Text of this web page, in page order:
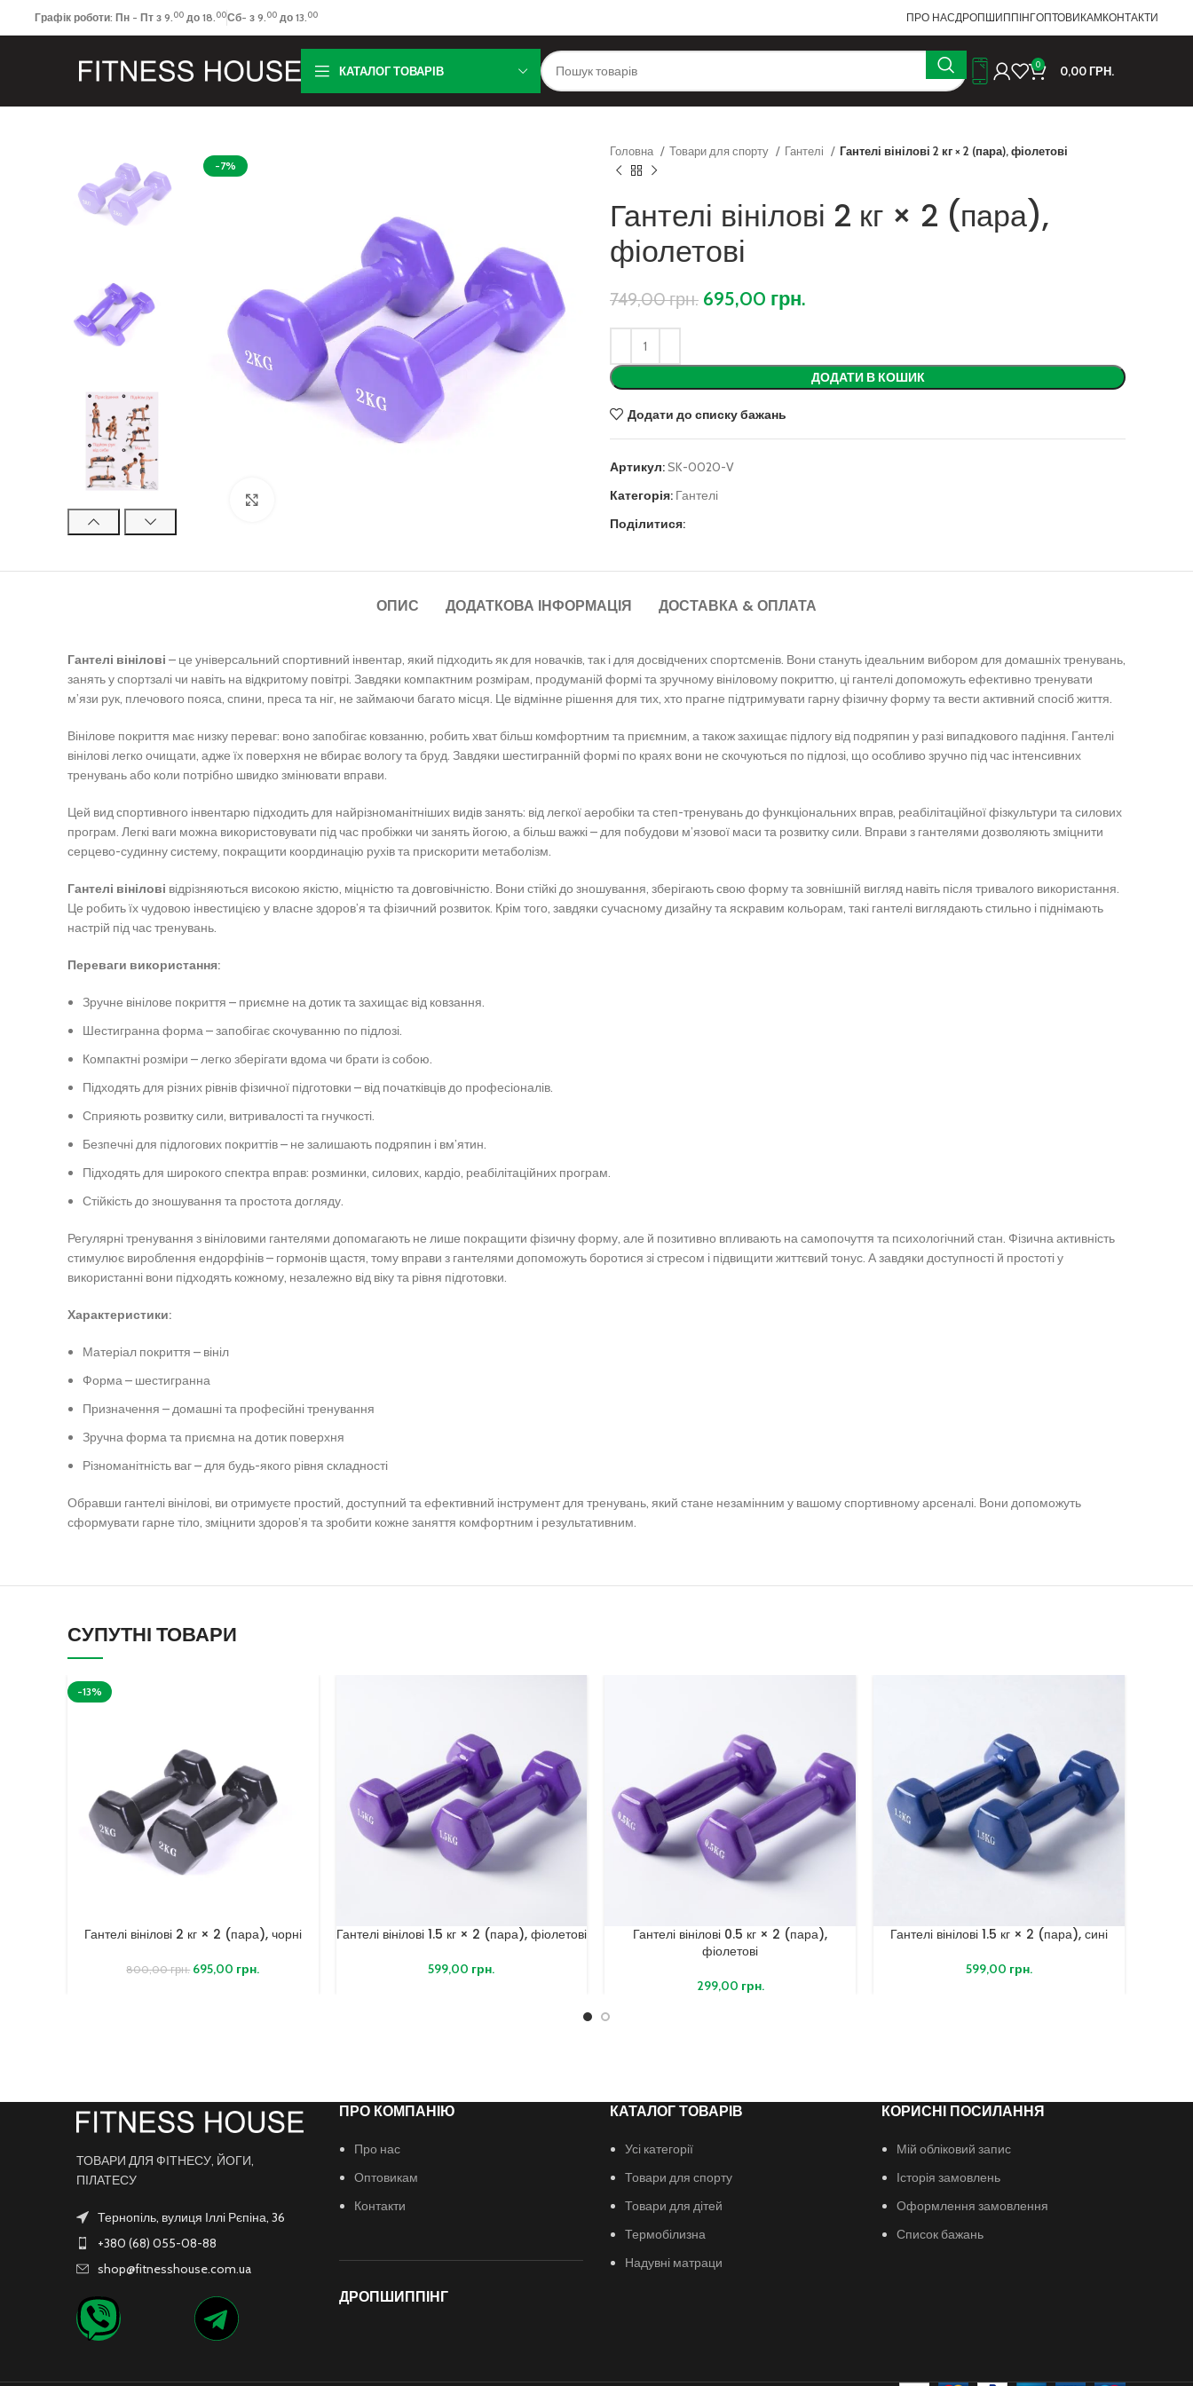
Графік роботи: Пн - Пт з 9.00до 18.00Сб- з 9.00до 13.00 ПРО НАСДРОПШИППІНГОПТОВИКАМКОНТАКТИ
КАТАЛОГ ТОВАРІВ 0 0,00ГРН.
-7%
Головна Товари для спорту Гантелі Гантелі вінілові 2 кг × 2 (пара), фіолетові
Гантелі вінілові 2 кг × 2 (пара),
фіолетові
749,00грн. 695,00 грн.
ДОДАТИ В КОШИК
Додати до списку бажань
Артикул:SK-0020-V
Категорія: Гантелі
Поділитися:
ОПИС ДОДАТКОВА ІНФОРМАЦІЯ ДОСТАВКА & ОПЛАТА
Гантелі вінілові – це універсальний спортивний інвентар, який підходить як для новачків, так і для досвідчених спортсменів. Вони стануть ідеальним вибором для домашніх тренувань,
занять у спортзалі чи навіть на відкритому повітрі. Завдяки компактним розмірам, продуманій формі та зручному вініловому покриттю, ці гантелі допоможуть ефективно тренувати
м’язи рук, плечового пояса, спини, преса та ніг, не займаючи багато місця. Це відмінне рішення для тих, хто прагне підтримувати гарну фізичну форму та вести активний спосіб життя.
Вінілове покриття має низку переваг: воно запобігає ковзанню, робить хват більш комфортним та приємним, а також захищає підлогу від подряпин у разі випадкового падіння. Гантелі
вінілові легко очищати, адже їх поверхня не вбирає вологу та бруд. Завдяки шестигранній формі по краях вони не скочуються по підлозі, що особливо зручно під час інтенсивних
тренувань або коли потрібно швидко змінювати вправи.
Цей вид спортивного інвентарю підходить для найрізноманітніших видів занять: від легкої аеробіки та степ-тренувань до функціональних вправ, реабілітаційної фізкультури та силових
програм. Легкі ваги можна використовувати під час пробіжки чи занять йогою, а більш важкі – для побудови м’язової маси та розвитку сили. Вправи з гантелями дозволяють зміцнити
серцево-судинну систему, покращити координацію рухів та прискорити метаболізм.
Гантелі вінілові відрізняються високою якістю, міцністю та довговічністю. Вони стійкі до зношування, зберігають свою форму та зовнішній вигляд навіть після тривалого використання.
Це робить їх чудовою інвестицією у власне здоров’я та фізичний розвиток. Крім того, завдяки сучасному дизайну та яскравим кольорам, такі гантелі виглядають стильно і піднімають
настрій під час тренувань.
Переваги використання:
Зручне вінілове покриття – приємне на дотик та захищає від ковзання.
Шестигранна форма – запобігає скочуванню по підлозі.
Компактні розміри – легко зберігати вдома чи брати із собою.
Підходять для різних рівнів фізичної підготовки – від початківців до професіоналів.
Сприяють розвитку сили, витривалості та гнучкості.
Безпечні для підлогових покриттів – не залишають подряпин і вм’ятин.
Підходять для широкого спектра вправ: розминки, силових, кардіо, реабілітаційних програм.
Стійкість до зношування та простота догляду.
Регулярні тренування з вініловими гантелями допомагають не лише покращити фізичну форму, але й позитивно впливають на самопочуття та психологічний стан. Фізична активність
стимулює вироблення ендорфінів – гормонів щастя, тому вправи з гантелями допоможуть боротися зі стресом і підвищити життєвий тонус. А завдяки доступності й простоті у
використанні вони підходять кожному, незалежно від віку та рівня підготовки.
Характеристики:
Матеріал покриття – вініл
Форма – шестигранна
Призначення – домашні та професійні тренування
Зручна форма та приємна на дотик поверхня
Різноманітність ваг – для будь-якого рівня складності
Обравши гантелі вінілові, ви отримуєте простий, доступний та ефективний інструмент для тренувань, який стане незамінним у вашому спортивному арсеналі. Вони допоможуть
сформувати гарне тіло, зміцнити здоров’я та зробити кожне заняття комфортним і результативним.
СУПУТНІ ТОВАРИ
-13%
Гантелі вінілові 2 кг × 2 (пара), чорні
800,00грн. 695,00 грн.
Гантелі вінілові 1.5 кг × 2 (пара), фіолетові
599,00 грн.
Гантелі вінілові 0.5 кг × 2 (пара),
фіолетові
299,00 грн.
Гантелі вінілові 1.5 кг × 2 (пара), сині
599,00 грн.
ТОВАРИ ДЛЯ ФІТНЕСУ, ЙОГИ,
ПІЛАТЕСУ
Тернопіль, вулиця Іллі Рєпіна, 36
+380 (68) 055-08-88
shop@fitnesshouse.com.ua
ПРО КОМПАНІЮ
Про нас
Оптовикам
Контакти
ДРОПШИППІНГ
КАТАЛОГ ТОВАРІВ
Усі категорії
Товари для спорту
Товари для дітей
Термобілизна
Надувні матраци
КОРИСНІ ПОСИЛАННЯ
Мій обліковий запис
Історія замовлень
Оформлення замовлення
Список бажань